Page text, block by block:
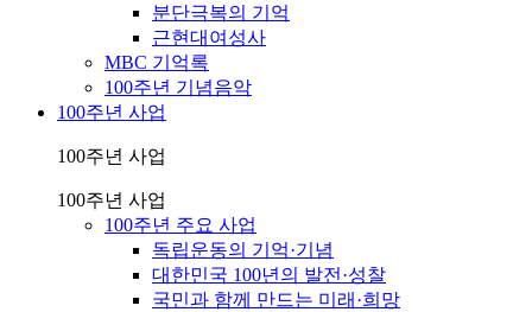
분단극복의 기억
근현대여성사
MBC 기억록
100주년 기념음악
100주년 사업
100주년 사업
100주년 사업
100주년 주요 사업
독립운동의 기억·기념
대한민국 100년의 발전·성찰
국민과 함께 만드는 미래·희망